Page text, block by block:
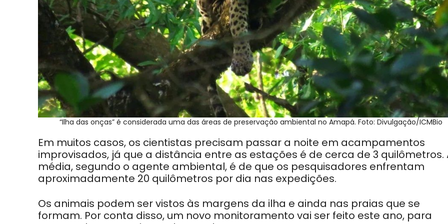
“Ilha das onças” é considerada uma das áreas de preservação ambiental no Amapá. Foto: Divulgação/ICMBio
Em muitos casos, os cientistas precisam passar a noite em acampamentos
improvisados, já que a distância entre as estações é de cerca de 3 quilômetros.
média, segundo o agente ambiental, é de que os pesquisadores enfrentam
aproximadamente 20 quilômetros por dia nas expedições.
Os animais podem ser vistos às margens da ilha e ainda nas praias que se
formam. Por conta disso, um novo monitoramento vai ser feito este ano, para